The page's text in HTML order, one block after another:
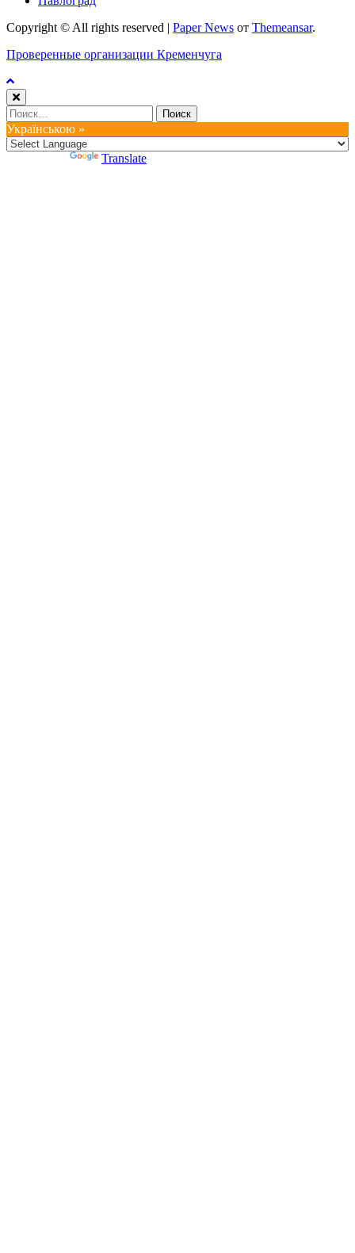
Copyright © All rights reserved | Paper News от Themeansar.
Проверенные организации Кременчуга
Найти:
Українською »
Translate